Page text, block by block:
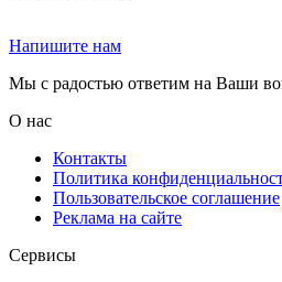
Напишите нам
Мы с радостью ответим на Ваши
О нас
Контакты
Политика
Пользовательское соглашение
Реклама на сайте
Сервисы